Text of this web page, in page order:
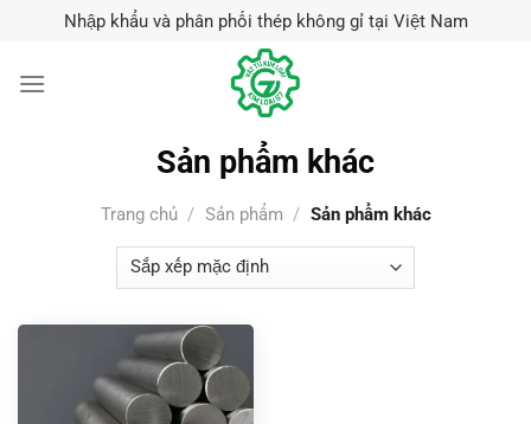
content
Nhập khẩu và phân phối thép không gỉ tại Việt Nam
Sản phẩm khác
Trang chủ / Sản phẩm / Sản phẩm khác